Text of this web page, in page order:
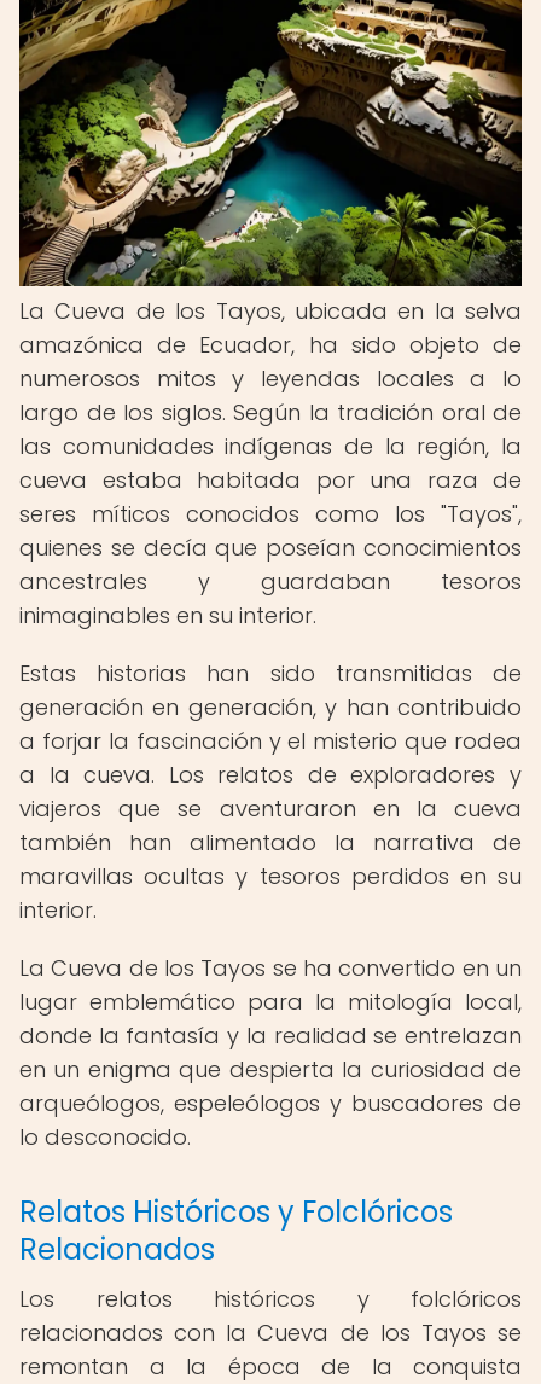
La Cueva de los Tayos, ubicada en la selva
amazónica de Ecuador, ha sido objeto de
numerosos mitos y leyendas locales a lo
largo de los siglos. Según la tradición oral de
las comunidades indígenas de la región, la
cueva estaba habitada por una raza de
seres míticos conocidos como los "Tayos",
quienes se decía que poseían conocimientos
ancestrales y guardaban tesoros
inimaginables en su interior.
Estas historias han sido transmitidas de
generación en generación, y han contribuido
a forjar la fascinación y el misterio que rodea
a la cueva. Los relatos de exploradores y
viajeros que se aventuraron en la cueva
también han alimentado la narrativa de
maravillas ocultas y tesoros perdidos en su
interior.
La Cueva de los Tayos se ha convertido en un
lugar emblemático para la mitología local,
donde la fantasía y la realidad se entrelazan
en un enigma que despierta la curiosidad de
arqueólogos, espeleólogos y buscadores de
lo desconocido.
Relatos Históricos y Folclóricos
Relacionados
Los relatos históricos y folclóricos
relacionados con la Cueva de los Tayos se
remontan a la época de la conquista